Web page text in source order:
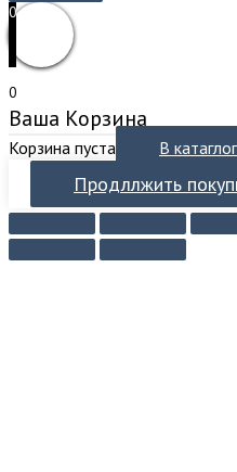
0
0
Ваша Корзина
Корзина пуста В катаглог
Продллжить